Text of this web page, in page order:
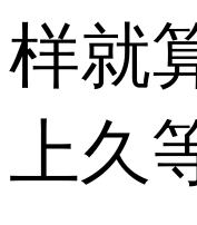
样就
上久